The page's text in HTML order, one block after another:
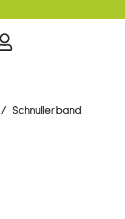
/ Schnullerband